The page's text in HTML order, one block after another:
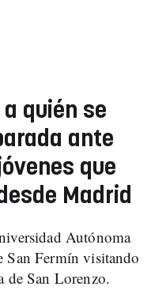
quién se
ante
que
Madrid
Autónoma
San Fermín visitando
de San Lorenzo.